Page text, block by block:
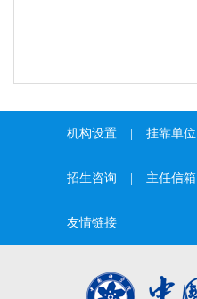
机构设置 挂靠单位
招生咨询 主任信箱
友情链接